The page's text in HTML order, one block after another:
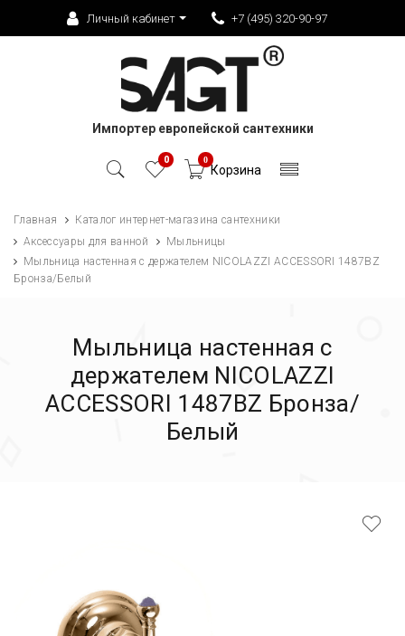
Личный кабинет +7 (495) 320-90-97
Импортер европейской сантехники
0 0
Корзина
Главная
Каталог интернет-магазина сантехники
Аксессуары для ванной
Мыльницы
Мыльница настенная с держателем NICOLAZZI ACCESSORI 1487BZ
Бронза/Белый
Мыльница настенная с
держателем NICOLAZZI
ACCESSORI 1487BZ Бронза/
Белый